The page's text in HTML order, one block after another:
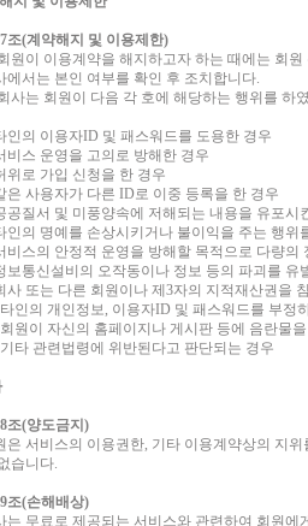
조(계약해지 및 이용제한)
원이 이용계약을 해지하고자 하는 때에는 회
에서는 본인 여부를 확인 후 조치합니다.
사는 회원이 다음 각 호에 해당하는 행위를 하
인의 이용자ID 및 패스워드를 도용한 경우
비스 운영을 고의로 방해한 경우
위로 가입 신청을 한 경우
은 사용자가 다른 ID로 이중 등록을 한 경우
공질서 및 미풍양속에 저해되는 내용을 유포시
인의 명예를 손상시키거나 불이익을 주는 행위
비스의 안정적 운영을 방해할 목적으로 다량
보통신설비의 오작동이나 정보 등의 파괴를
사 또는 다른 회원이나 제3자의 지적재산권을
타인의 개인정보, 이용자ID 및 패스워드를 부정
회원이 자신의 홈페이지나 게시판 등에 음란물
기타 관련법령에 위반된다고 판단되는 경우
조(양도금지)
은 서비스의 이용권한, 기타 이용계약상의 지
습니다.
조(손해배상)
는 무료로 제공되는 서비스와 관련하여 회원